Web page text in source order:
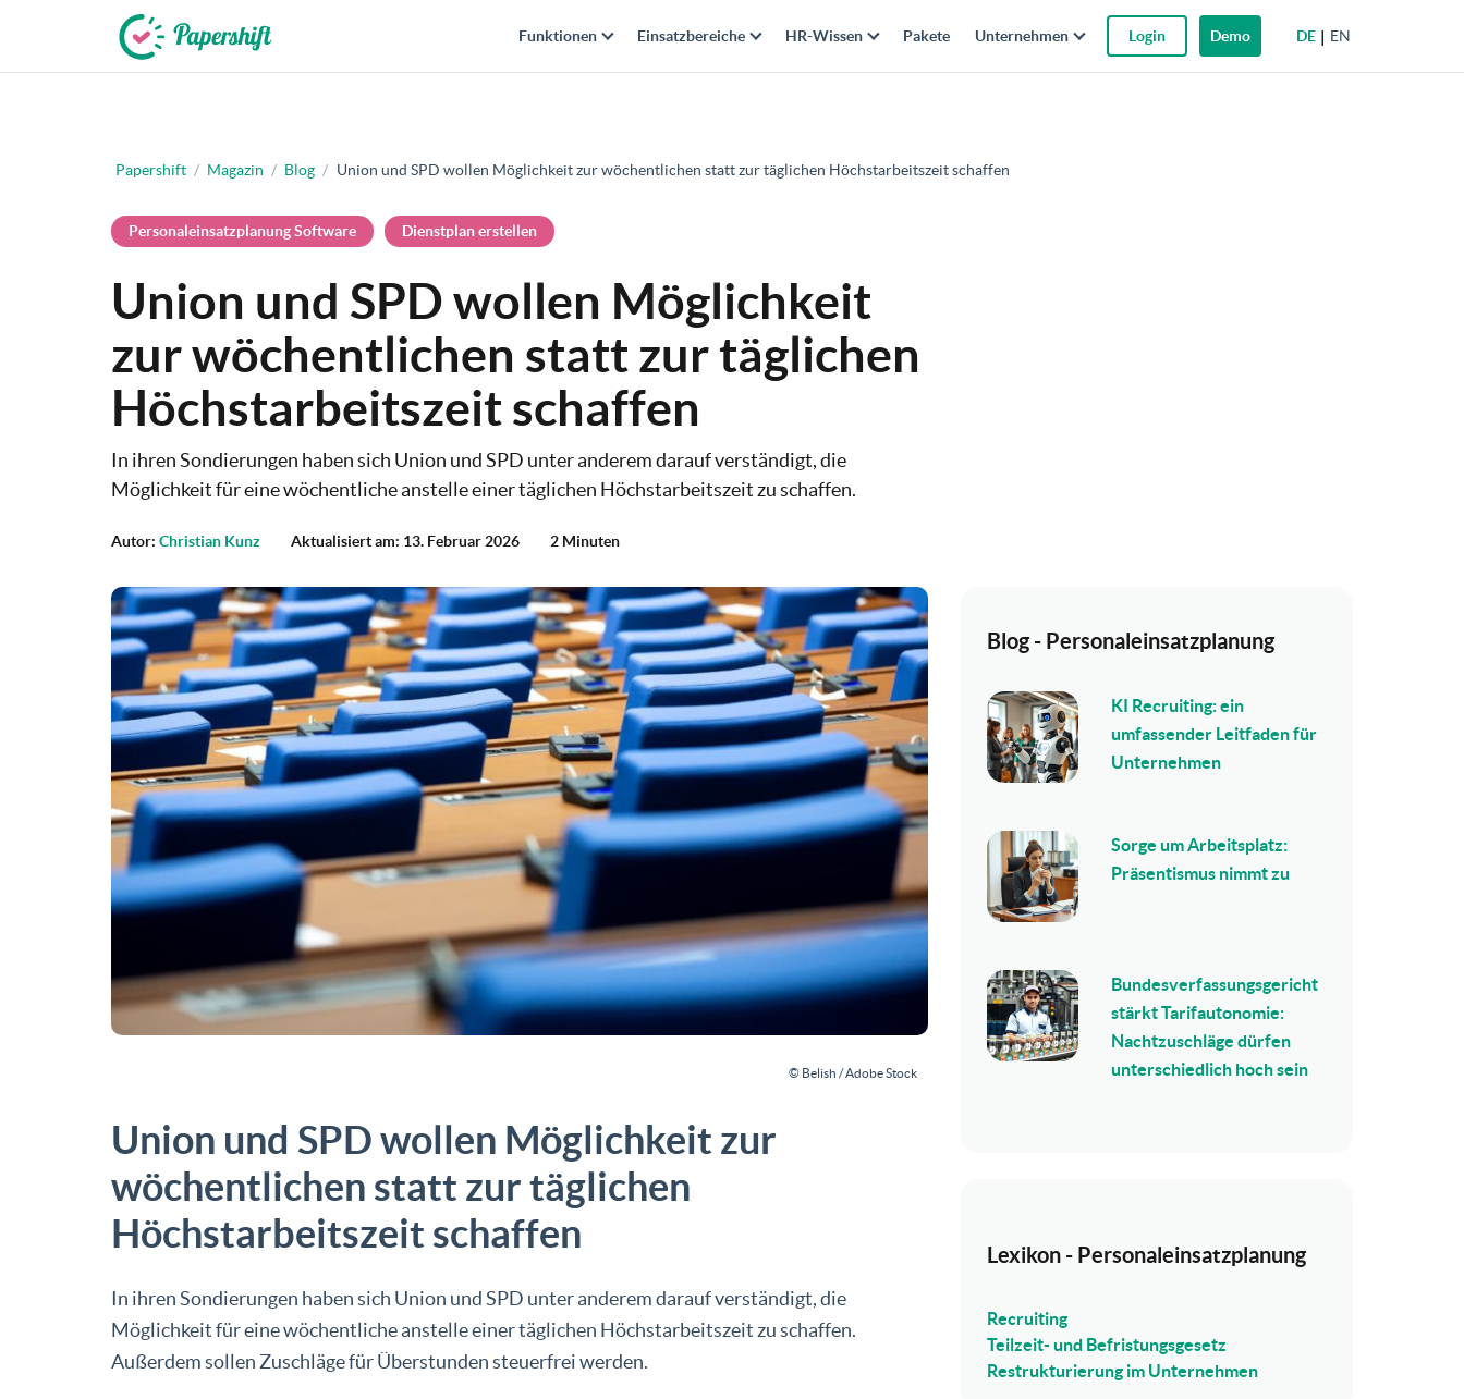
DE EN
Funktionen Einsatzbereiche HR-Wissen Pakete Unternehmen Login Demo
Papershift / Magazin / Blog / Union und SPD wollen Möglichkeit zur wöchentlichen statt zur täglichen Höchstarbeitszeit schaffen
Personaleinsatzplanung Software Dienstplan erstellen
Union und SPD wollen Möglichkeit
zur wöchentlichen statt zur täglichen
Höchstarbeitszeit schaffen
In ihren Sondierungen haben sich Union und SPD unter anderem darauf verständigt, die
Möglichkeit für eine wöchentliche anstelle einer täglichen Höchstarbeitszeit zu schaffen.
Autor: Christian Kunz Aktualisiert am: 13. Februar 2026 2 Minuten
© Belish / Adobe Stock
Union und SPD wollen Möglichkeit zur
wöchentlichen statt zur täglichen
Höchstarbeitszeit schaffen
In ihren Sondierungen haben sich Union und SPD unter anderem darauf verständigt, die
Möglichkeit für eine wöchentliche anstelle einer täglichen Höchstarbeitszeit zu schaffen.
Außerdem sollen Zuschläge für Überstunden steuerfrei werden.
Blog - Personaleinsatzplanung
KI Recruiting: ein
umfassender Leitfaden für
Unternehmen
Sorge um Arbeitsplatz:
Präsentismus nimmt zu
Bundesverfassungsgericht
stärkt Tarifautonomie:
Nachtzuschläge dürfen
unterschiedlich hoch sein
Lexikon - Personaleinsatzplanung
Recruiting
Teilzeit- und Befristungsgesetz
Restrukturierung im Unternehmen